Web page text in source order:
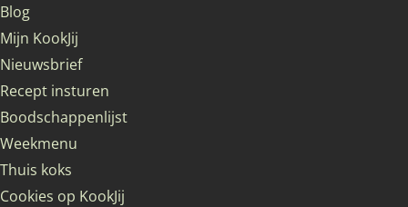
Blog
Mijn KookJij
Nieuwsbrief
Recept insturen
Boodschappenlijst
Weekmenu
Thuis koks
Cookies op KookJij